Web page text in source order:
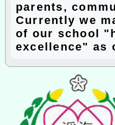
parents,
Currently we
of our school
excellence" as